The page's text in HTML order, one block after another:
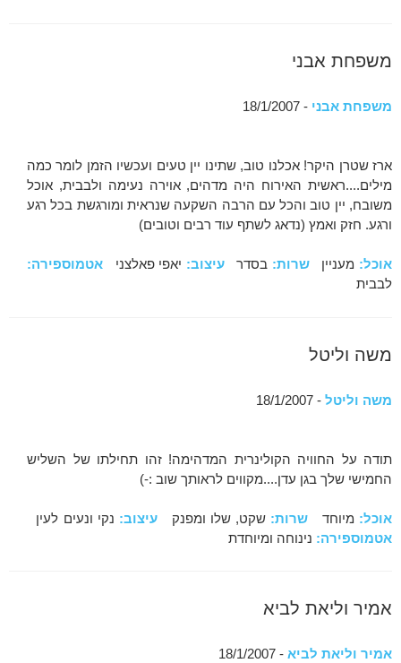
משפחת אבני
משפחת אבני - 18/1/2007
ארז שטרן היקר! אכלנו טוב, שתינו יין טעים ועכשיו הזמן לומר כמה
מילים....ראשית האירוח היה מדהים, אוירה נעימה ולבבית, אוכל
משובח, יין טוב והכל עם הרבה השקעה שנראית ומורגשת בכל רגע
ורגע. חזק ואמץ (נדאג לשתף עוד רבים וטובים)
אוכל: מענייןשרות: בסדרעיצוב: יאפי פאלצני אטמוספירה:
לבבית
משה וליטל
משה וליטל - 18/1/2007
תודה על החוויה הקולינרית המדהימה! זהו תחילתו של השליש
החמישי שלך בגן עדן....מקווים לראותך שוב :-)
אוכל: מיוחד שרות: שקט, שלו ומפנק עיצוב: נקי ונעים לעין
אטמוספירה: נינוחה ומיוחדת
אמיר וליאת לביא
אמיר וליאת לביא - 18/1/2007